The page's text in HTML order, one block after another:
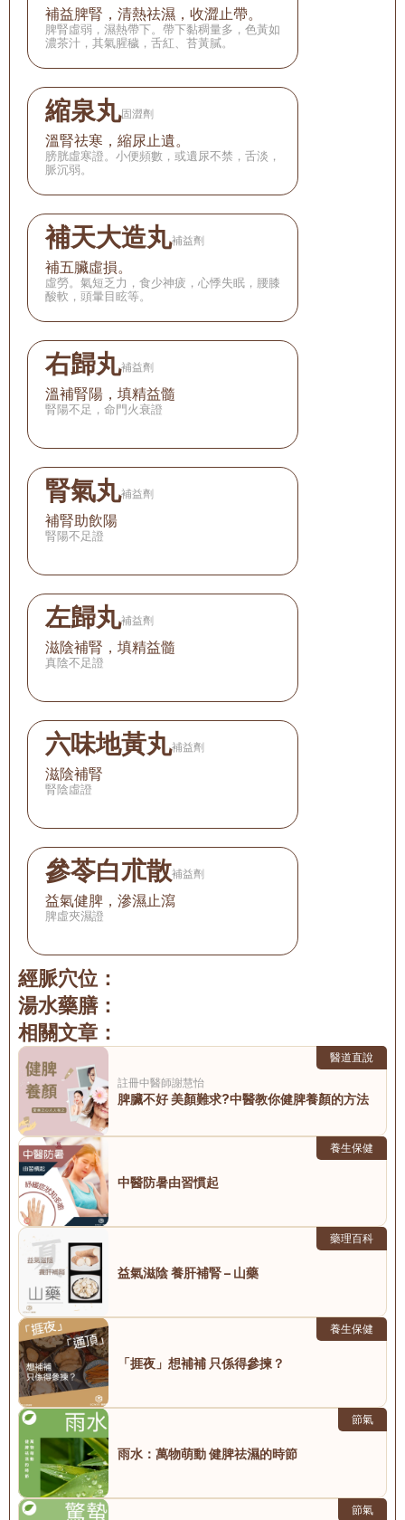
補益脾腎，清熱祛濕，收澀止帶。
脾腎虛弱，濕熱帶下。帶下黏稠量多，色黃如
濃茶汁，其氣腥穢，舌紅、苔黃膩。
縮泉丸固澀劑
溫腎祛寒，縮尿止遺。
膀胱虛寒證。小便頻數，或遺尿不禁，舌淡，
脈沉弱。
補天大造丸補益劑
補五臟虛損。
虛勞。氣短乏力，食少神疲，心悸失眠，腰膝
酸軟，頭暈目眩等。
右歸丸補益劑
溫補腎陽，填精益髓
腎陽不足，命門火衰證
腎氣丸補益劑
補腎助飲陽
腎陽不足證
左歸丸補益劑
滋陰補腎，填精益髓
真陰不足證
六味地黃丸補益劑
滋陰補腎
腎陰虛證
參苓白朮散補益劑
益氣健脾，滲濕止瀉
脾虛夾濕證
經脈穴位：
湯水藥膳：
相關文章：
醫道直說
註冊中醫師謝慧怡
脾臟不好 美顏難求?中醫教你健脾養顏的方法
養生保健
中醫防暑由習慣起
藥理百科
益氣滋陰 養肝補腎 – 山藥
養生保健
「捱夜」想補補 只係得參揀？
節氣
雨水：萬物萌動 健脾祛濕的時節
節氣